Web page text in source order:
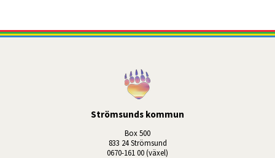
Strömsunds kommun
Box 500
833 24 Strömsund
0670-161 00 (växel)